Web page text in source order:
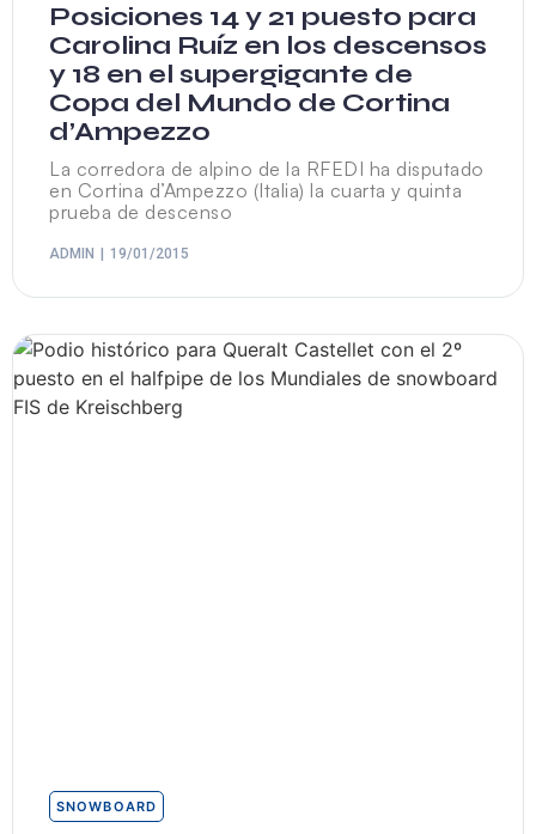
Posiciones 14 y 21 puesto para
Carolina Ruíz en los descensos
y 18 en el supergigante de
Copa del Mundo de Cortina
d’Ampezzo
La corredora de alpino de la RFEDI ha disputado
en Cortina d’Ampezzo (Italia) la cuarta y quinta
prueba de descenso
ADMIN 19/01/2015
SNOWBOARD